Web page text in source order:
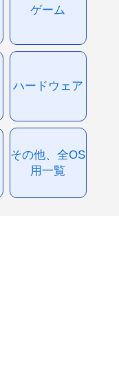
ゲーム
ハードウェア
その他、全OS
用一覧